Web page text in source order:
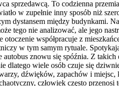
sprzedawcą. To codzienna
w zupełnie inny sposób niż
dystansem między
tego nie analizować, ale jego
współpracuje z
w tym samym rytuale.
autobus znowu się spóźnia. Z
dlatego wiele osób czuje się
dźwięków, zapachów i
człowiek często